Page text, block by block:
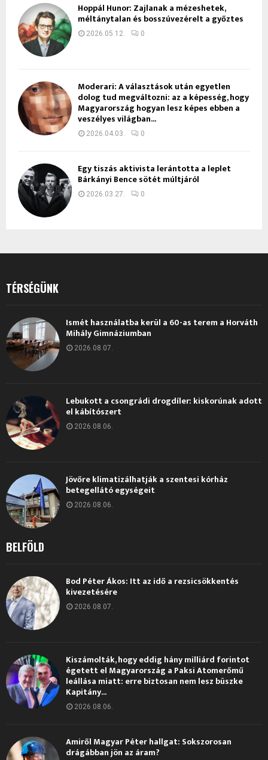
Hoppál Hunor: Zajlanak a mézeshetek,
méltánytalan és bosszúvezérelt a győztes
2026.05.12. 0
Moderari: A választások után egyetlen
dolog tud megváltozni: az a képesség, hogy
Magyarország hogyan lesz képes ebben a
veszélyes világban...
2026.04.03. 0
Egy tiszás aktivista lerántotta a leplet
Bárkányi Bence sötét múltjáról
2026.03.27. 0
TÉRSÉGÜNK
Ismét használatba kerül a 60-as terem a Horváth
Mihály Gimnáziumban
2026.08.07.
Lebukott a csongrádi drogdíler: kiskorúnak adott
el kábítószert
2026.08.06.
Jövőre klimatizálhatják a szentesi kórház
betegellátó egységeit
2026.08.06.
BELFÖLD
Bod Péter Ákos: Itt az idő a rezsicsökkentés
kivezetésére
2026.08.07.
Kiszámolták, hogy eddig hány milliárd forintot
égetett el Magyarország a Paksi Atomerőmű
leállása miatt: erre biztosan nem lesz büszke
Kapitány...
2026.08.06.
Amiről Magyar Péter hallgat: Sokszorosan
drágábban jön az áram?